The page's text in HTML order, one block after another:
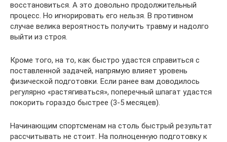
восстановиться. А это довольно продолжительный
процесс. Но игнорировать его нельзя. В противном
случае велика вероятность получить травму и надолго
выйти из строя.
Кроме того, на то, как быстро удастся справиться с
поставленной задачей, напрямую влияет уровень
физической подготовки. Если ранее вам доводилось
регулярно «растягиваться», поперечный шпагат удастся
покорить гораздо быстрее (3-5 месяцев).
Начинающим спортсменам на столь быстрый результат
рассчитывать не стоит. На полноценную подготовку к